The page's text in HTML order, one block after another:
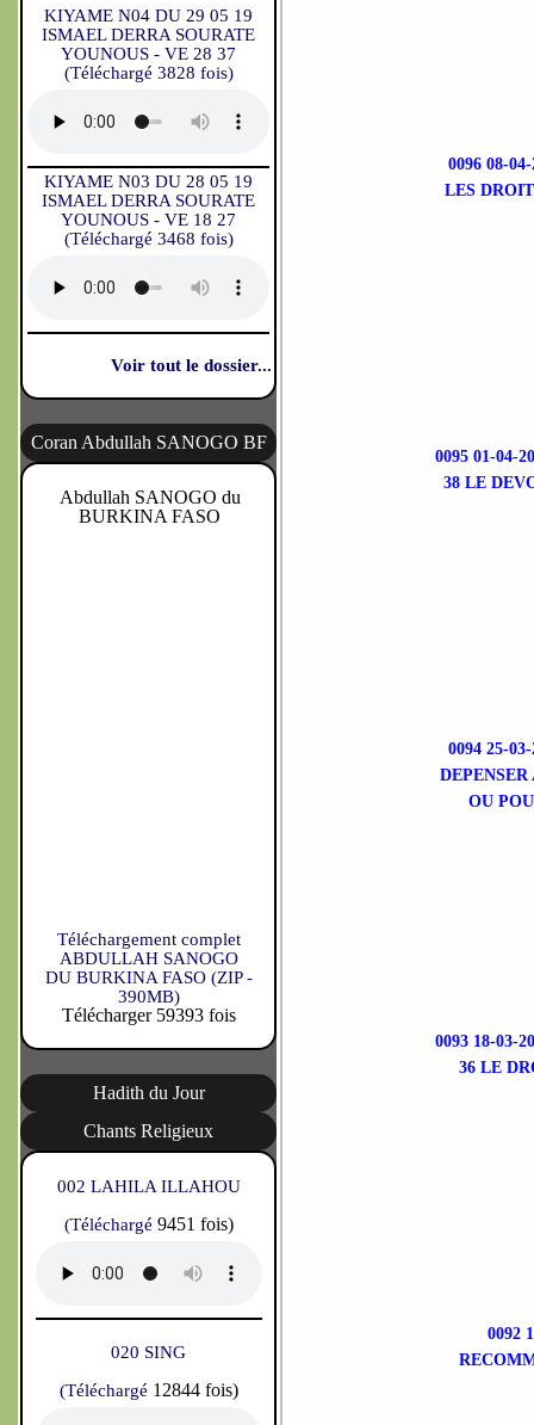
KIYAME N04 DU 29 05 19
ISMAEL DERRA SOURATE
YOUNOUS - VE 28 37
(Téléchargé 3828 fois)
KIYAME N03 DU 28 05 19
ISMAEL DERRA SOURATE
YOUNOUS - VE 18 27
(Téléchargé 3468 fois)
Voir tout le dossier...
Coran Abdullah SANOGO BF
Abdullah SANOGO du
BURKINA FASO
Téléchargement complet
ABDULLAH SANOGO
DU BURKINA FASO (ZIP -
390MB)
Télécharger 59393 fois
Hadith du Jour
Chants Religieux
002 LAHILA ILLAHOU
(Téléchargé 9451 fois)
020 SING
(Téléchargé 12844 fois)
0096 08-
LES
0095 01-04-
38 LE
0094 25-
OU
0093 18-03-
36 LE
0092